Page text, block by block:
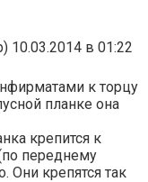
10.03.2014 в 01:22
к торцу
планке она
крепится к
переднему
Они крепятся так